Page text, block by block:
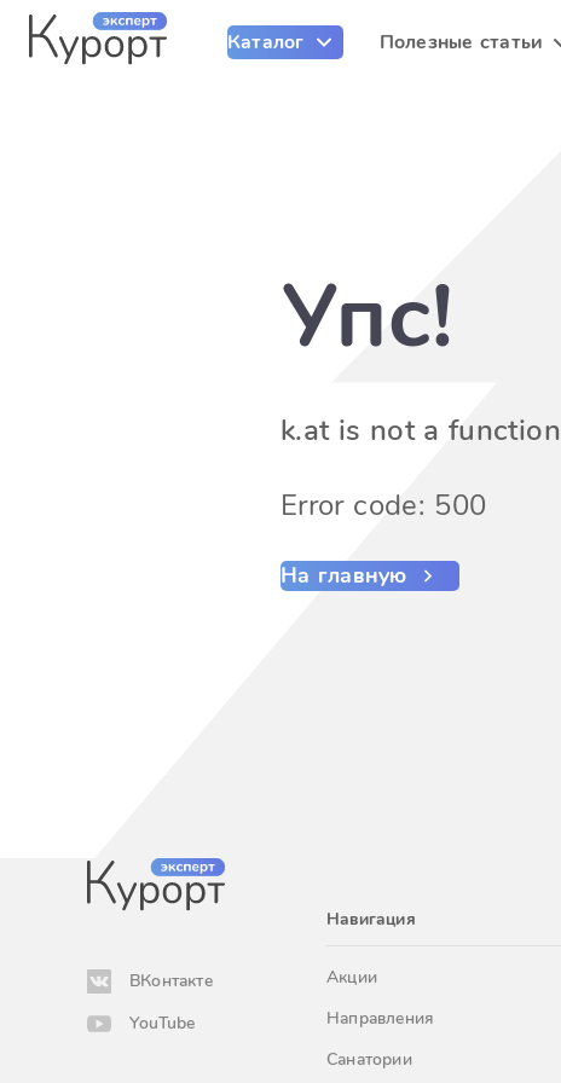
Каталог Полезные статьи
Упс!
k.at is not a function
Error code: 500
На главную
ВКонтакте
YouTube
Навигация
Акции
Направления
Санатории